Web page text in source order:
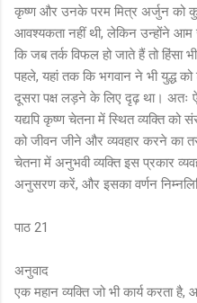
कृष्ण और उनके परम मित्र अर्जुन को
आवश्यकता नहीं थी, लेकिन उन्होंने आम
कि जब तर्क विफल हो जाते हैं तो हिंसा
पहले, यहां तक ​​कि भगवान ने भी युद्ध
दूसरा पक्ष लड़ने के लिए दृढ़ था। अतः
यद्यपि कृष्ण चेतना में स्थित व्यक्ति को
को जीवन जीने और व्यवहार करने का
चेतना में अनुभवी व्यक्ति इस प्रकार
अनुसरण करें, और इसका वर्णन
पाठ 21
अनुवाद
एक महान व्यक्ति जो भी कार्य